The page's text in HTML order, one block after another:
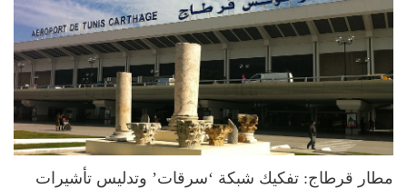
مطار قرطاج: تفكيك شبكة ‘سرقات’ وتدليس تأشيرات